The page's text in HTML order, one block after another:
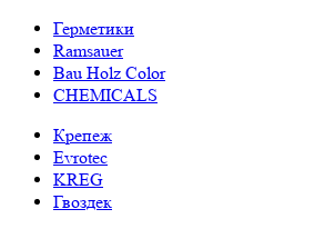
Герметики
Ramsauer
Bau Holz Color
CHEMICALS
Крепеж
Evrotec
KREG
Гвоздек